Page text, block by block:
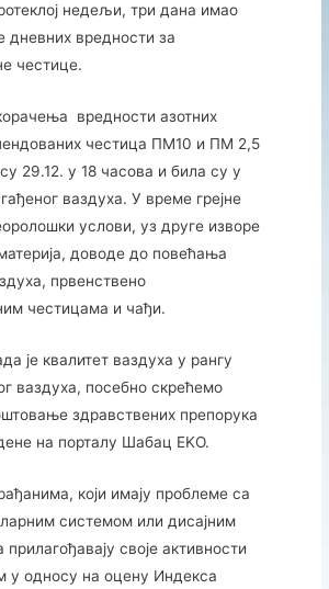
недељи, три дана имао
дневних вредности за
честице.
вредности азотних
честица ПM10 и ПМ 2,5
29.12. у 18 часова и била су у
ваздуха. У време грејне
услови, уз друге изворе
доводе до повећања
првенствено
честицама и чађи.
је квалитет ваздуха у рангу
ваздуха, посебно скрећемо
здравствених препорука
на порталу Шабац EKО.
који имају проблеме са
системом или дисајним
своје активности
у односу на оцену Индекса